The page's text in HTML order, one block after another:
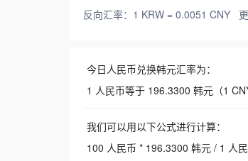
反向汇率：1 KRW = 0.0051 CNY
今日人民币兑换韩元汇率为：
1 人民币等于 196.3300 韩元（1
我们可以用以下公式进行计算：
100 人民币 * 196.3300 韩元 / 1 人